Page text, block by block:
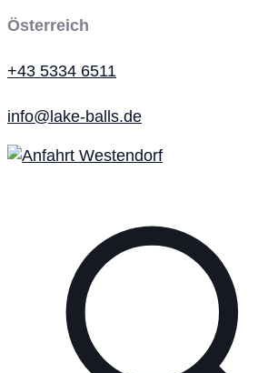
Österreich
+43 5334 6511
info@lake-balls.de